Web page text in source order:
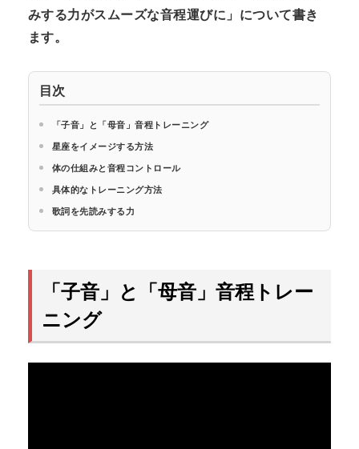
みする力がスムーズな音程運びに」について書き
ます。
目次
「子音」と「母音」音程トレーニング
星座をイメージする方法
体の仕組みと音程コントロール
具体的なトレーニング方法
歌詞を先読みする力
「子音」と「母音」音程トレー
ニング